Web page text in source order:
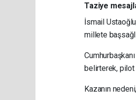
Taziye
İsmail
millete
belirterek, pilot
Kazanın